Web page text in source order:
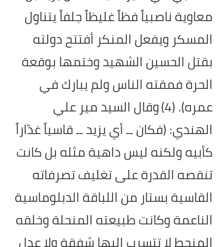
معاوية ناصبياً فظاً غليظاً جلفاً يتناول
المسكر ويفعل المنكر أفتتح دولته
بقتل الحسين الشهيد وختمها بوقعة
الحرة فمقته الناس ولم يبارك في
عمره). (4) وقال السيد مير علي
الهندي: (فكان ــ أي يزيد ــ قاسياً غدّاراً
كأبيه ولكنه ليس داهية مثله بل كانت
تنقصه القدرة على تغليف تصرفاته
القاسية بستار من اللباقة الدبلوماسية
الناعمة وكانت طبيعته المنحلة وخلقه
المنحط لا تتسرب إليها شفقة ولا عدل